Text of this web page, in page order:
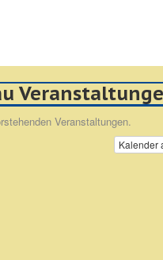
Veranstaltungen.
Kalender